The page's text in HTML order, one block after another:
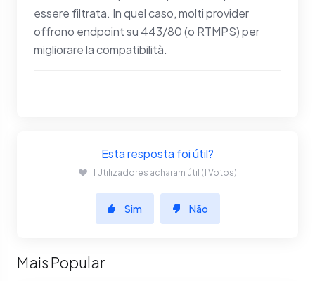
essere filtrata. In quel caso, molti provider
offrono endpoint su 443/80 (o RTMPS) per
migliorare la compatibilità.
Esta resposta foi útil?
1 Utilizadores acharam útil (1 Votos)
Sim Não
Mais Popular